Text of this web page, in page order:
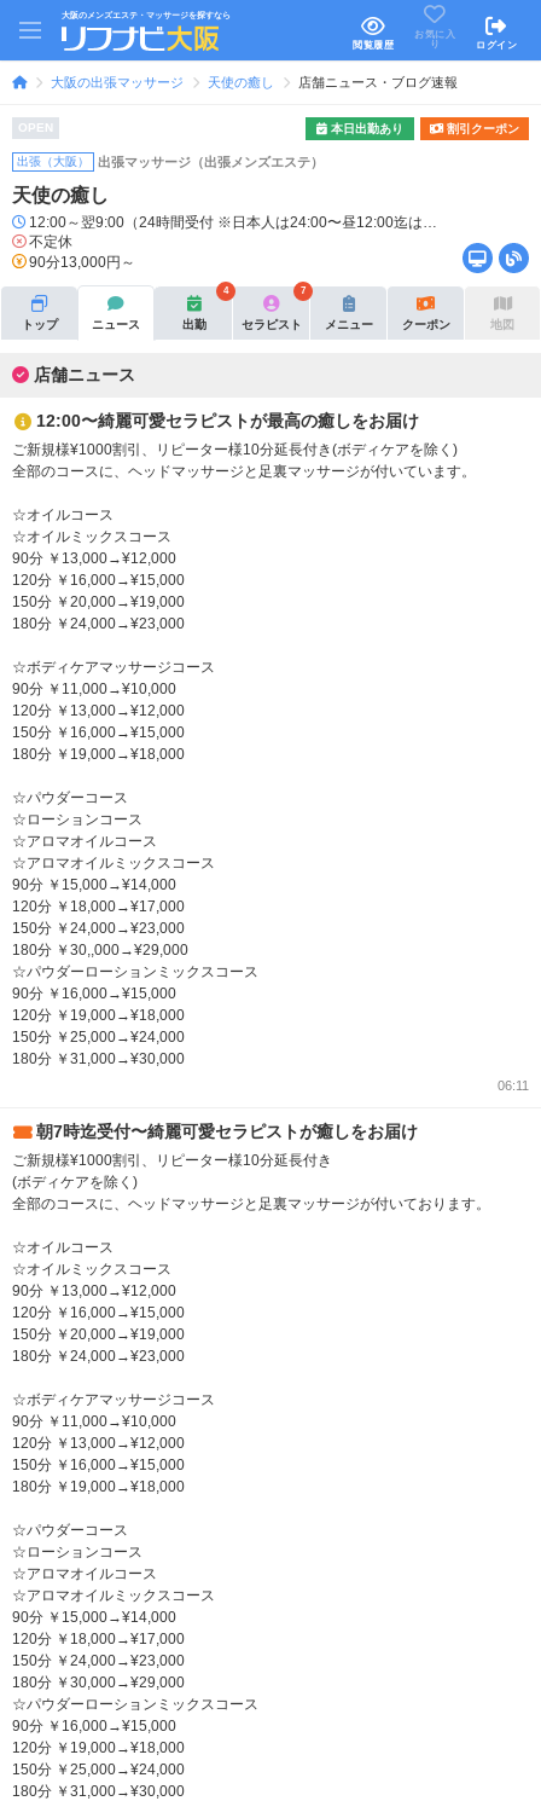
大阪のメンズエステ・マッサージを探すなら
閲覧履歴
お気に入
り
ログイン
大阪の出張マッサージ 天使の癒し 店舗ニュース・ブログ速報
OPEN 本日出勤あり 割引クーポン
出張（大阪） 出張マッサージ（出張メンズエステ）
天使の癒し
12:00～翌9:00（24時間受付 ※日本人は24:00〜昼12:00迄は電話のみ）
不定休
90分13,000円～
トップ ニュース 出勤
4
セラピスト
7
メニュー クーポン 地図
店舗ニュース
12:00〜綺麗可愛セラピストが最高の癒しをお届け
ご新規様¥1000割引、リピーター様10分延長付き(ボディケアを除く)
全部のコースに、ヘッドマッサージと足裏マッサージが付いています。
☆オイルコース
☆オイルミックスコース
90分 ￥13,000→¥12,000
120分 ￥16,000→¥15,000
150分 ￥20,000→¥19,000
180分 ￥24,000→¥23,000
☆ボディケアマッサージコース
90分 ￥11,000→¥10,000
120分 ￥13,000→¥12,000
150分 ￥16,000→¥15,000
180分 ￥19,000→¥18,000
☆パウダーコース
☆ローションコース
☆アロマオイルコース
☆アロマオイルミックスコース
90分 ￥15,000→¥14,000
120分 ￥18,000→¥17,000
150分 ￥24,000→¥23,000
180分 ￥30,,000→¥29,000
☆パウダーローションミックスコース
90分 ￥16,000→¥15,000
120分 ￥19,000→¥18,000
150分 ￥25,000→¥24,000
180分 ￥31,000→¥30,000
06:11
朝7時迄受付〜綺麗可愛セラピストが癒しをお届け
ご新規様¥1000割引、リピーター様10分延長付き
(ボディケアを除く)
全部のコースに、ヘッドマッサージと足裏マッサージが付いております。
☆オイルコース
☆オイルミックスコース
90分 ￥13,000→¥12,000
120分 ￥16,000→¥15,000
150分 ￥20,000→¥19,000
180分 ￥24,000→¥23,000
☆ボディケアマッサージコース
90分 ￥11,000→¥10,000
120分 ￥13,000→¥12,000
150分 ￥16,000→¥15,000
180分 ￥19,000→¥18,000
☆パウダーコース
☆ローションコース
☆アロマオイルコース
☆アロマオイルミックスコース
90分 ￥15,000→¥14,000
120分 ￥18,000→¥17,000
150分 ￥24,000→¥23,000
180分 ￥30,000→¥29,000
☆パウダーローションミックスコース
90分 ￥16,000→¥15,000
120分 ￥19,000→¥18,000
150分 ￥25,000→¥24,000
180分 ￥31,000→¥30,000